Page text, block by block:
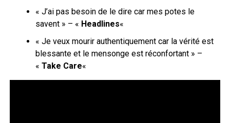
« J’ai pas besoin de le dire car mes potes le
savent » – « Headlines«
« Je veux mourir authentiquement car la vérité est
blessante et le mensonge est réconfortant » –
« Take Care«